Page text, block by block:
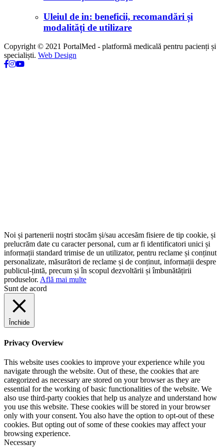
Uleiul de in: beneficii, recomandări și
modalități de utilizare
Copyright © 2021 PortalMed - platformă medicală pentru pacienți și
specialiști. Web Design
Noi și partenerii noștri stocăm și/sau accesăm fisiere de tip cookie, și
prelucrăm date cu caracter personal, cum ar fi identificatori unici și
informații standard trimise de un utilizator, pentru reclame și conținut
personalizate, măsurători de reclame și de conținut, informații despre
publicul-țintă, precum și în scopul dezvoltării și îmbunătățirii
produselor. Află mai multe
Sunt de acord
Închide
Privacy Overview
This website uses cookies to improve your experience while you
navigate through the website. Out of these, the cookies that are
categorized as necessary are stored on your browser as they are
essential for the working of basic functionalities of the website. We
also use third-party cookies that help us analyze and understand how
you use this website. These cookies will be stored in your browser
only with your consent. You also have the option to opt-out of these
cookies. But opting out of some of these cookies may affect your
browsing experience.
Necessary